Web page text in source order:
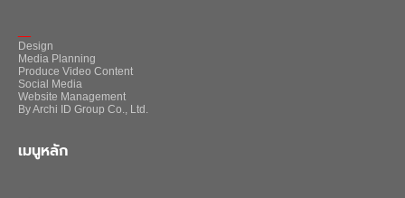
Design
Media Planning
Produce Video Content
Social Media
Website Management
By Archi ID Group Co., Ltd.
เมนูหลัก